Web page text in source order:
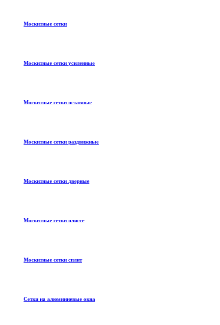
Москитные сетки
Москитные сетки усиленные
Москитные сетки вставные
Москитные сетки раздвижные
Москитные сетки дверные
Москитные сетки плиссе
Москитные сетки сплит
Сетки на алюминиевые окна